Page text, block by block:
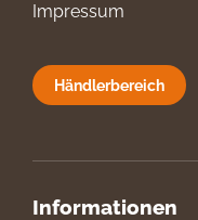
Impressum
Händlerbereich
Informationen